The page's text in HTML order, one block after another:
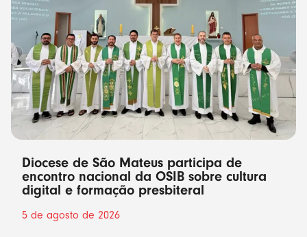
Diocese de São Mateus participa de
encontro nacional da OSIB sobre cultura
digital e formação presbiteral
5 de agosto de 2026